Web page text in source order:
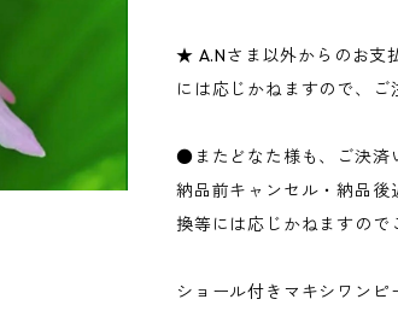
★ A.Nさま以外からのお支
には応じかねますので、ご
●またどなた様も、ご決済
納品前キャンセル・納品
換等には応じかねますの
ショール付きマキシワン